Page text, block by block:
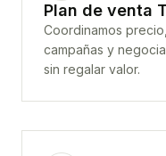
Plan de venta
Coordinamos
campañas y
sin regalar valor.